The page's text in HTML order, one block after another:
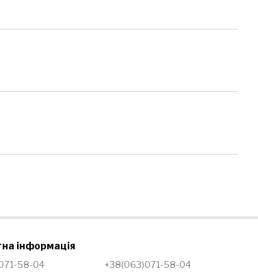
інформація
58-04 +38(063)071-58-04